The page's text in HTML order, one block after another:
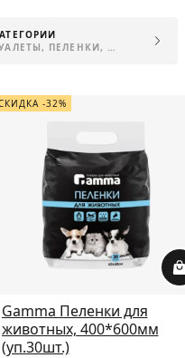
ПЕЛЕНКИ, ПАКЕТЫ
-32%
Gamma Пеленки для
животных, 400*600мм
(уп.30шт.)